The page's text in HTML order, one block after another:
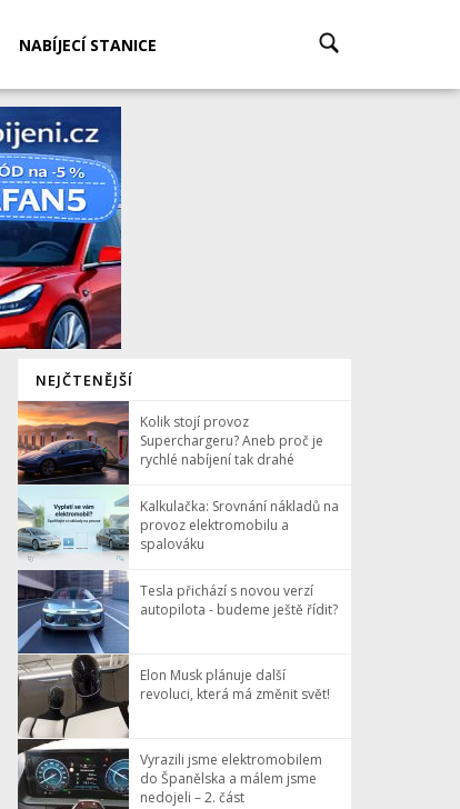
NABÍJECÍ STANICE
NEJČTENĚJŠÍ
Kolik stojí provoz
Superchargeru? Aneb proč je
rychlé nabíjení tak drahé
Kalkulačka: Srovnání nákladů na
provoz elektromobilu a
spalováku
Tesla přichází s novou verzí
autopilota - budeme ještě řídit?
Elon Musk plánuje další
revoluci, která má změnit svět!
Vyrazili jsme elektromobilem
do Španělska a málem jsme
nedojeli – 2. část